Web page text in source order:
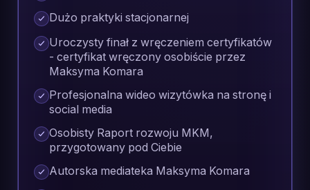
Dużo praktyki stacjonarnej
Uroczysty finał z wręczeniem certyfikatów
- certyfikat wręczony osobiście przez
Maksyma Komara
Profesjonalna wideo wizytówka na stronę i
social media
Osobisty Raport rozwoju MKM,
przygotowany pod Ciebie
Autorska mediateka Maksyma Komara